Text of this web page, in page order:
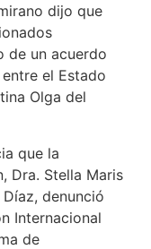
dijo que
de un acuerdo
el Estado
Olga del
que la
Dra. Stella Maris
denunció
Internacional
de